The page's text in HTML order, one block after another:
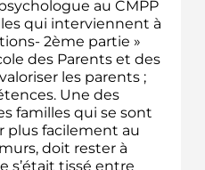
au CMPP
qui interviennent à
2ème partie »
des Parents et des
les parents ;
Une des
familles qui se sont
plus facilement au
doit rester à
s’était tissé entre